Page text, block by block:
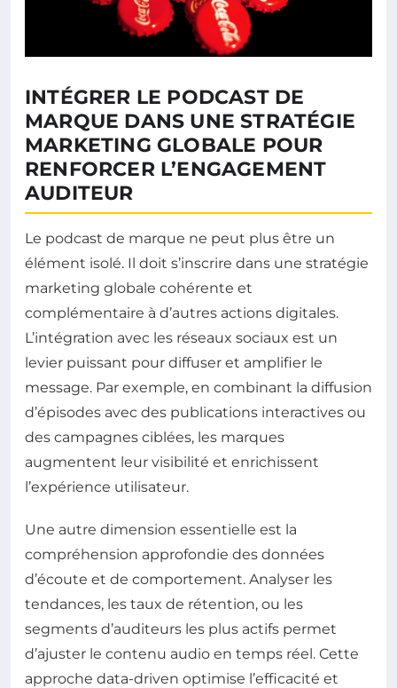
INTÉGRER LE PODCAST DE
MARQUE DANS UNE STRATÉGIE
MARKETING GLOBALE POUR
RENFORCER L’ENGAGEMENT
AUDITEUR
Le podcast de marque ne peut plus être un
élément isolé. Il doit s’inscrire dans une stratégie
marketing globale cohérente et
complémentaire à d’autres actions digitales.
L’intégration avec les réseaux sociaux est un
levier puissant pour diffuser et amplifier le
message. Par exemple, en combinant la diffusion
d’épisodes avec des publications interactives ou
des campagnes ciblées, les marques
augmentent leur visibilité et enrichissent
l’expérience utilisateur.
Une autre dimension essentielle est la
compréhension approfondie des données
d’écoute et de comportement. Analyser les
tendances, les taux de rétention, ou les
segments d’auditeurs les plus actifs permet
d’ajuster le contenu audio en temps réel. Cette
approche data-driven optimise l’efficacité et